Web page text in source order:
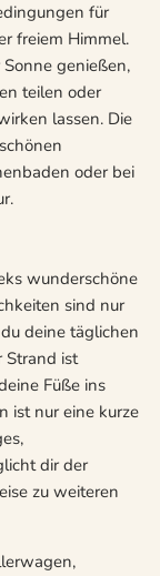
für
freiem Himmel.
genießen,
teilen oder
lassen. Die
oder bei
wunderschöne
sind nur
deine täglichen
Strand ist
Füße ins
ist nur eine kurze
dir der
zu weiteren